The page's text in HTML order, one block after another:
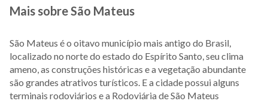
Mais sobre São Mateus
São Mateus é o oitavo município mais antigo do Brasil,
localizado no norte do estado do Espírito Santo, seu clima
ameno, as construções históricas e a vegetação abundante
são grandes atrativos turísticos. E a cidade possui alguns
terminais rodoviários e a Rodoviária de São Mateus